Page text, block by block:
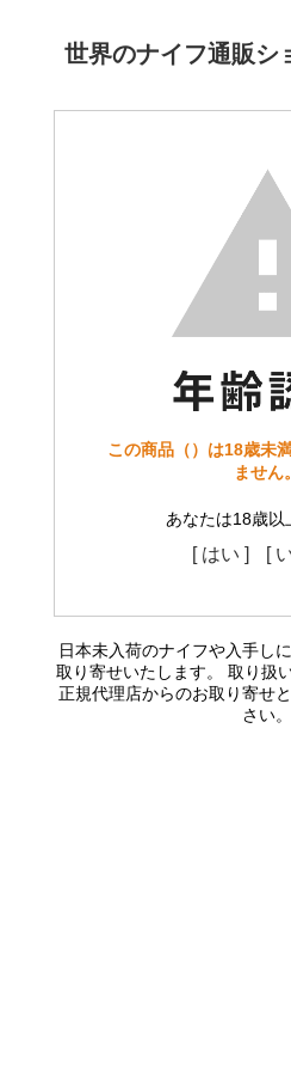
世界のナイフ通販シ
この商品（）は18歳未
ません。
あなたは18歳以
[ はい ] [
日本未入荷のナイフや入手し
取り寄せいたします。 取り扱
正規代理店からのお取り寄せ
さい。